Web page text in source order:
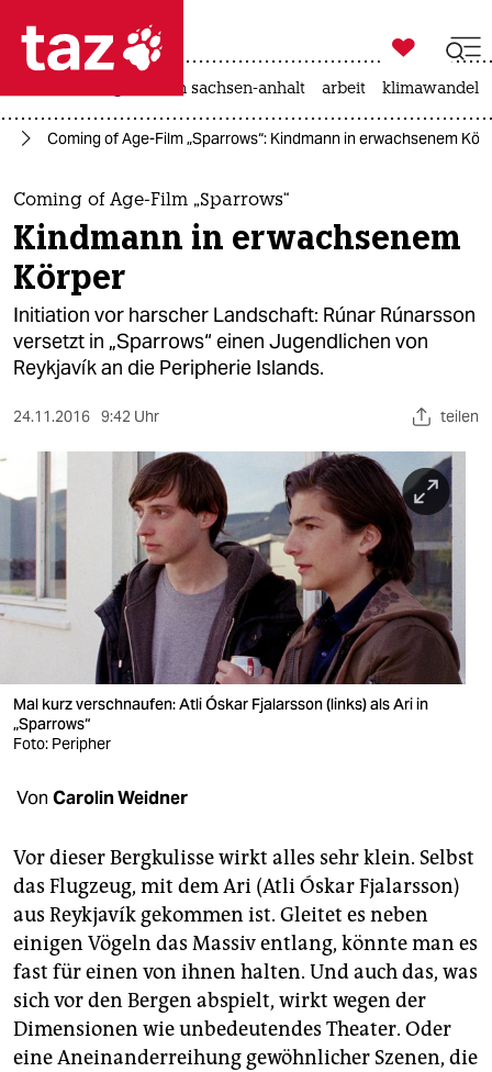
 taz zahl ich
taz zahl ich
themen
politik
öko
gesellschaft
sport
berlin
wahrheit
verlag
verlag
veranstaltungen
unterstützen
genossenschaft
epaper login

taz zahl ich
landtagswahl in sachsen-anhalt arbeit klimawandel
Coming of Age-Film „Sparrows“: Kindmann in erwachsenem
Coming of Age-Film „Sparrows“
Kindmann in erwachsenem
Körper
Initiation vor harscher Landschaft: Rúnar Rúnarsson
versetzt in „Sparrows“ einen Jugendlichen von
Reykjavík an die Peripherie Islands.
24.11.2016 9:42 Uhr teilen
Mal kurz verschnaufen: Atli Óskar Fjalarsson (links) als Ari in
„Sparrows“
Foto: Peripher
Von Carolin Weidner
Vor dieser Bergkulisse wirkt alles sehr klein. Selbst
das Flugzeug, mit dem Ari (Atli Óskar Fjalarsson)
aus Reykjavík gekommen ist. Gleitet es neben
einigen Vögeln das Massiv entlang, könnte man es
fast für einen von ihnen halten. Und auch das, was
sich vor den Bergen abspielt, wirkt wegen der
Dimensionen wie unbedeutendes Theater. Oder
eine Aneinanderreihung gewöhnlicher Szenen, die